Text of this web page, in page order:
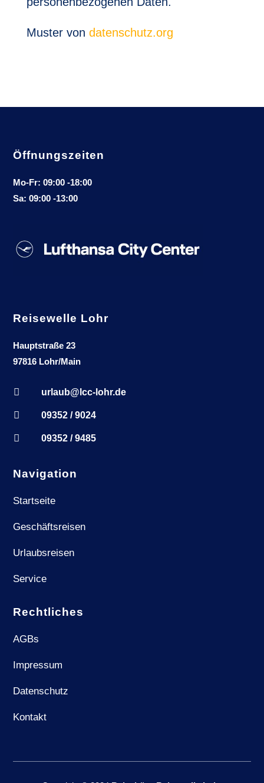
Muster von datenschutz.org
Öffnungszeiten
Mo-Fr: 09:00 -18:00
Sa: 09:00 -13:00
Reisewelle Lohr
Hauptstraße 23
97816 Lohr/Main
 urlaub@lcc-lohr.de
 09352 / 9024
 09352 / 9485
Navigation
Startseite
Geschäftsreisen
Urlaubsreisen
Service
Rechtliches
AGBs
Impressum
Datenschutz
Kontakt